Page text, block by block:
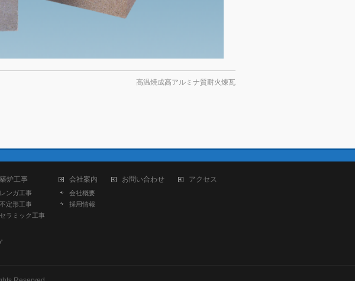
高温焼成高アルミナ質耐火煉瓦
築炉工事
レンガ工事
不定形工事
セラミック工事
会社案内
会社概要
採用情報
お問い合わせ アクセス